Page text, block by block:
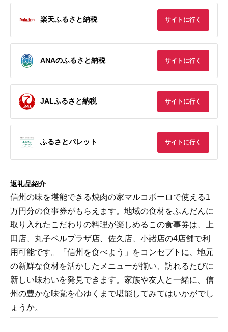
楽天ふるさと納税 サイトに行く
ANAのふるさと納税 サイトに行く
JALふるさと納税 サイトに行く
ふるさとパレット サイトに行く
返礼品紹介
信州の味を堪能できる焼肉の家マルコポーロで使える1
万円分の食事券がもらえます。地域の食材をふんだんに
取り入れたこだわりの料理が楽しめるこの食事券は、上
田店、丸子ベルプラザ店、佐久店、小諸店の4店舗で利
用可能です。「信州を食べよう」をコンセプトに、地元
の新鮮な食材を活かしたメニューが揃い、訪れるたびに
新しい味わいを発見できます。家族や友人と一緒に、信
州の豊かな味覚を心ゆくまで堪能してみてはいかがでし
ょうか。